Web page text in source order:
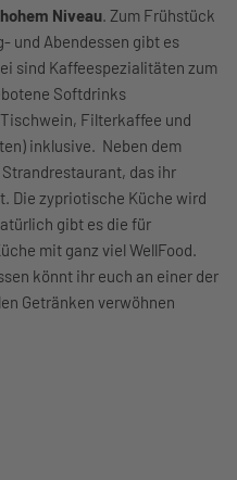
Niveau. Zum Frühstück
und Abendessen gibt es
sind Kaffeespezialitäten zum
Softdrinks
Filterkaffee und
inklusive. Neben dem
das ihr
Die zypriotische Küche wird
gibt es die für
mit ganz viel WellFood.
könnt ihr euch an einer der
Getränken verwöhnen